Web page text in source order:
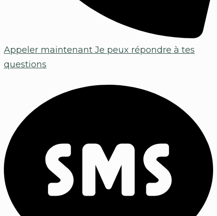
Appeler maintenant Je peux répondre à tes
questions